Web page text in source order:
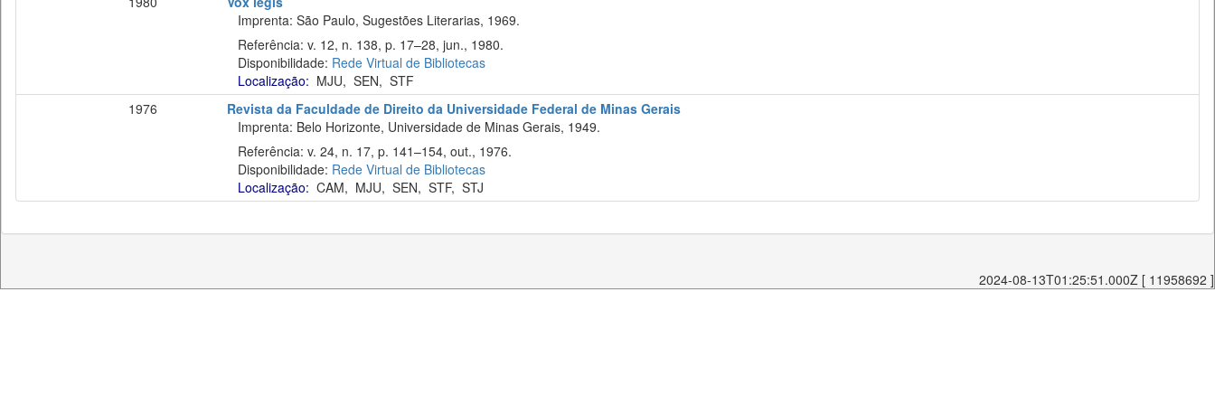
Imprenta: São Paulo, Sugestões Literarias, 1969.
Referência: v. 12, n. 138, p. 17–28, jun., 1980.
Disponibilidade: Rede Virtual de Bibliotecas
Localização: MJU, SEN, STF
1976
Revista da Faculdade de Direito da Universidade Federal de Minas Gerais
Imprenta: Belo Horizonte, Universidade de Minas Gerais, 1949.
Referência: v. 24, n. 17, p. 141–154, out., 1976.
Disponibilidade: Rede Virtual de Bibliotecas
Localização: CAM, MJU, SEN, STF, STJ
2024-08-13T01:25:51.000Z [ 11958692 ]